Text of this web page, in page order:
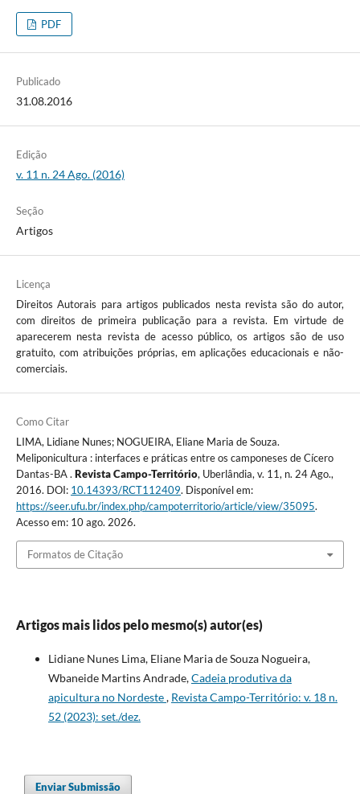
PDF
Publicado
31.08.2016
Edição
v. 11 n. 24 Ago. (2016)
Seção
Artigos
Licença
Direitos Autorais para artigos publicados nesta revista são do autor,
com direitos de primeira publicação para a revista. Em virtude de
aparecerem nesta revista de acesso público, os artigos são de uso
gratuito, com atribuições próprias, em aplicações educacionais e não-
comerciais.
Como Citar
LIMA, Lidiane Nunes; NOGUEIRA, Eliane Maria de Souza.
Meliponicultura : interfaces e práticas entre os camponeses de Cícero
Dantas-BA . Revista Campo-Território, Uberlândia, v. 11, n. 24 Ago.,
2016. DOI: 10.14393/RCT112409. Disponível em:
https://seer.ufu.br/index.php/campoterritorio/article/view/35095.
Acesso em: 10 ago. 2026.
Formatos de Citação
Artigos mais lidos pelo mesmo(s) autor(es)
Lidiane Nunes Lima, Eliane Maria de Souza Nogueira,
Wbaneide Martins Andrade,Cadeia produtiva da
apicultura no Nordeste, Revista Campo-Território: v. 18 n.
52 (2023): set./dez.
Enviar Submissão